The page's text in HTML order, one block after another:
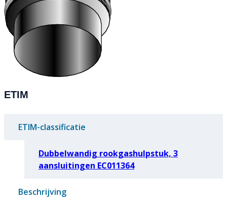
ETIM
ETIM-classificatie
Dubbelwandig rookgashulpstuk, 3
aansluitingen EC011364
Beschrijving